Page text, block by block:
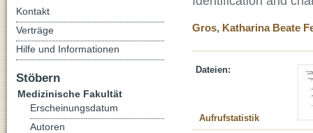
Gros, Katharina Beate
Dateien:
Aufrufstatistik
Kontakt
Verträge
Hilfe und Informationen
Stöbern
Medizinische Fakultät
Erscheinungsdatum
Autoren